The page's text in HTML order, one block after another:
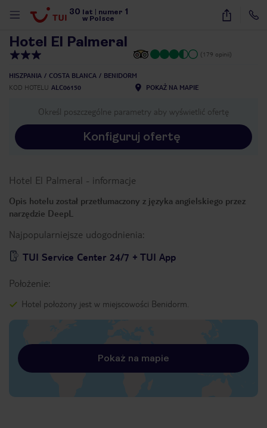
30 lat numer 1
w Polsce
21
Hotel El Palmeral
(179 opinii)
HISZPANIA COSTA BLANCA
BENIDORM
KOD HOTELU ALC06150 POKAŻ NA MAPIE
Określ poszczególne parametry aby wyświetlić ofertę
Konfiguruj ofertę
Hotel El Palmeral - informacje
Opis hotelu został przetłumaczony z języka angielskiego przez
narzędzie DeepL
Najpopularniejsze udogodnienia:
TUI Service Center 24/7 + TUI App
Położenie:
Hotel położony jest w miejscowości Benidorm.
Pokaż na mapie